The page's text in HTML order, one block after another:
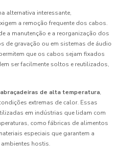
alternativa interessante,
a remoção frequente dos cabos.
a manutenção e a reorganização dos
de gravação ou em sistemas de áudio
que os cabos sejam fixados
ser facilmente soltos e reutilizados,
abraçadeiras de alta temperatura,
extremas de calor. Essas
em indústrias que lidam com
como fábricas de alimentos
especiais que garantem a
hostis.